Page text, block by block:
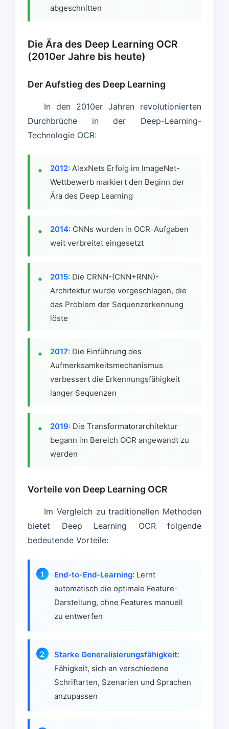
abgeschnitten
Die Ära des Deep Learning OCR
(2010er Jahre bis heute)
Der Aufstieg des Deep Learning
In den 2010er Jahren revolutionierten
Durchbrüche in der Deep-Learning-
Technologie OCR:
2012: AlexNets Erfolg im ImageNet-
Wettbewerb markiert den Beginn der
Ära des Deep Learning
2014: CNNs wurden in OCR-Aufgaben
weit verbreitet eingesetzt
2015: Die CRNN-(CNN+RNN)-
Architektur wurde vorgeschlagen, die
das Problem der Sequenzerkennung
löste
2017: Die Einführung des
Aufmerksamkeitsmechanismus
verbessert die Erkennungsfähigkeit
langer Sequenzen
2019: Die Transformatorarchitektur
begann im Bereich OCR angewandt zu
werden
Vorteile von Deep Learning OCR
Im Vergleich zu traditionellen Methoden
bietet Deep Learning OCR folgende
bedeutende Vorteile:
End-to-End-Learning: Lernt
automatisch die optimale Feature-
Darstellung, ohne Features manuell
zu entwerfen
Starke Generalisierungsfähigkeit:
Fähigkeit, sich an verschiedene
Schriftarten, Szenarien und Sprachen
anzupassen